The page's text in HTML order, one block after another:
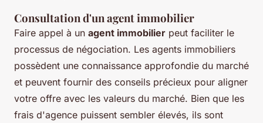
Consultation d'un agent immobilier
Faire appel à un agent immobilier peut faciliter le
processus de négociation. Les agents immobiliers
possèdent une connaissance approfondie du marché
et peuvent fournir des conseils précieux pour aligner
votre offre avec les valeurs du marché. Bien que les
frais d'agence puissent sembler élevés, ils sont